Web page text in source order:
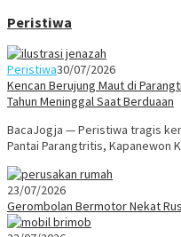
Peristiwa
Peristiwa30/07/2026
Kencan Berujung Maut di
Tahun Meninggal Saat Berduaan
BacaJogja — Peristiwa tragis
Pantai Parangtritis,
23/07/2026
Gerombolan Bermotor Nekat